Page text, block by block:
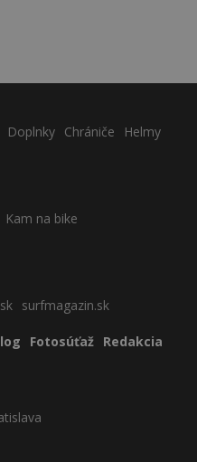
Doplnky Chrániče
Helmy
Kam na bike
surfmagazin.sk
Fotosúťaž Redakcia